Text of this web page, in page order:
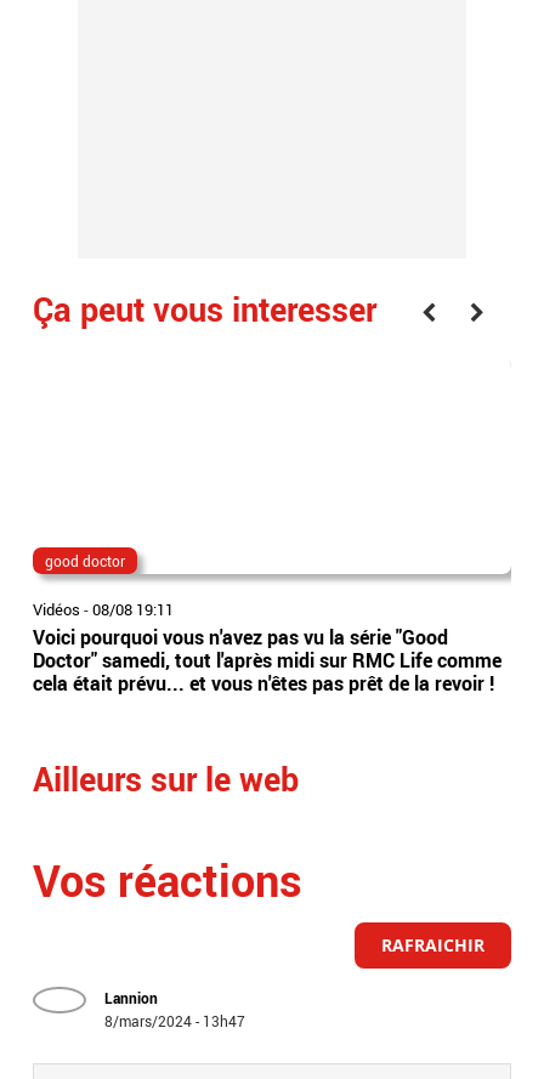
Ça peut vous interesser
good doctor
Vidéos -08/08 19:11
Voici pourquoi vous n'avez pas vu la série "Good
Doctor" samedi, tout l'après midi sur RMC Life comme
cela était prévu... et vous n'êtes pas prêt de la revoir !
Ailleurs sur le web
Vos réactions
RAFRAICHIR
Lannion
8/mars/2024 - 13h47